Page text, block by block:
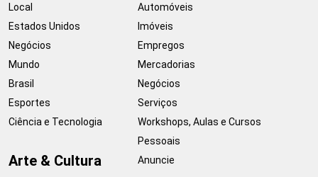
Local
Estados Unidos
Negócios
Mundo
Brasil
Esportes
Ciência e Tecnologia
Arte & Cultura
Automóveis
Imóveis
Empregos
Mercadorias
Negócios
Serviços
Workshops, Aulas e Cursos
Pessoais
Anuncie